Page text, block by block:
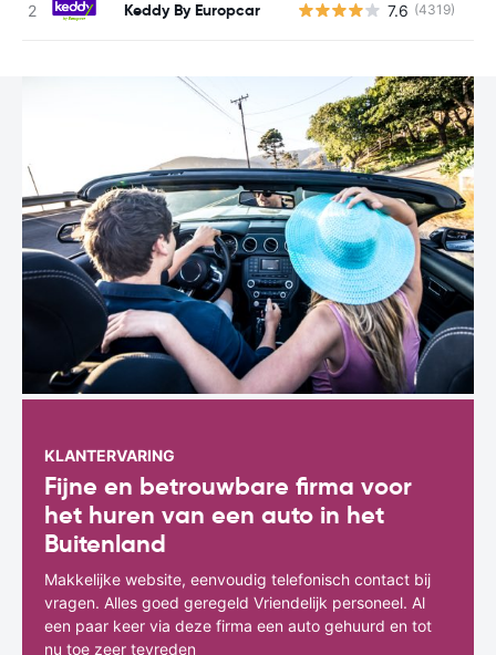
Keddy By Europcar 7.6 (4319)
KLANTERVARING
Fijne en betrouwbare firma voor
het huren van een auto in het
Buitenland
Makkelijke website, eenvoudig telefonisch contact bij
vragen. Alles goed geregeld Vriendelijk personeel. Al
een paar keer via deze firma een auto gehuurd en tot
nu toe zeer tevreden